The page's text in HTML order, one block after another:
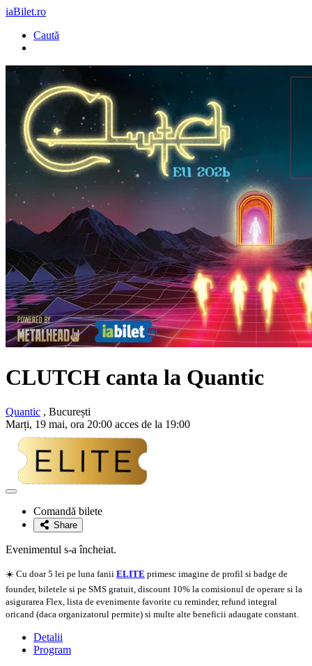
iaBilet.ro
Caută
CLUTCH canta la Quantic
Quantic , București
Marți, 19 mai, ora 20:00 acces de la 19:00
Adaugă
favoriteComandă bilete
Share
Evenimentul s-a încheiat.
☀️ Cu doar 5 lei pe luna fanii ELITE primesc imagine de profil si badge de
founder, biletele si pe SMS gratuit, discount 10% la comisionul de operare si la
asigurarea Flex, lista de evenimente favorite cu reminder, refund integral
oricand (daca organizatorul permite) si multe alte beneficii adaugate constant.
Detalii
Program